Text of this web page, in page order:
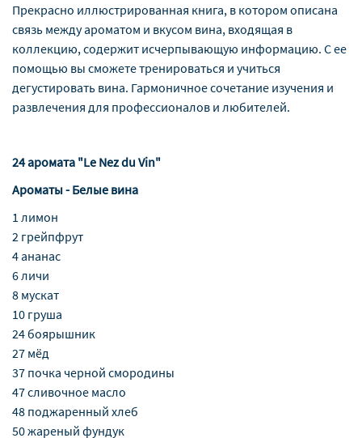
Прекрасно иллюстрированная книга, в котором описана
связь между ароматом и вкусом вина, входящая в
коллекцию, содержит исчерпывающую информацию. С ее
помощью вы сможете тренироваться и учиться
дегустировать вина. Гармоничное сочетание изучения и
развлечения для профессионалов и любителей.
24 аромата "Le Nezdu Vin"
Ароматы - Белые вина
1 лимон
2 грейпфрут
4 ананас
6 личи
8 мускат
10 груша
24 боярышник
27 мёд
37 почка черной смородины
47 сливочное масло
48 поджаренный хлеб
50 жареный фундук